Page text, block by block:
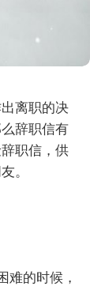
离职的决
辞职信有
职信，供
。
难的时候，